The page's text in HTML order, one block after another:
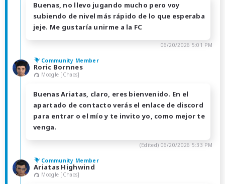
Buenas, no llevo jugando mucho pero voy
subiendo de nivel más rápido de lo que esperaba
jeje. Me gustaría unirme a la FC
06/20/2026 5:01 PM
Community Member
Roric Bornnes
Moogle [Chaos]
Buenas Ariatas, claro, eres bienvenido. En el
apartado de contacto verás el enlace de discord
para entrar o el mío y te invito yo, como mejor te
venga.
(Edited) 06/20/2026 5:33 PM
Community Member
Ariatas Highwind
Moogle [Chaos]